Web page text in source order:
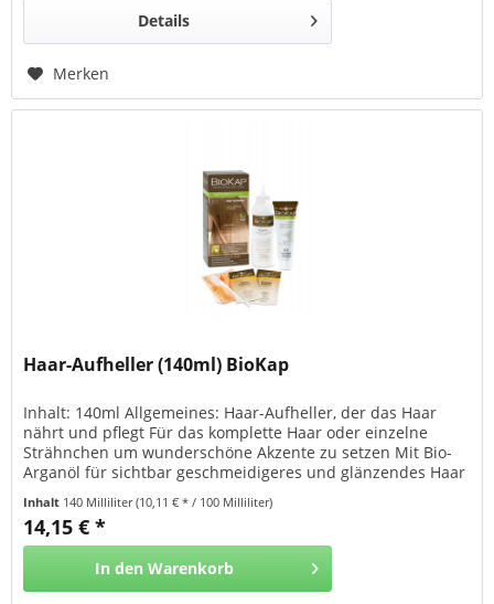
Details
Merken
Haar-Aufheller (140ml) BioKap
Inhalt: 140ml Allgemeines: Haar-Aufheller, der das Haar
nährt und pflegt Für das komplette Haar oder einzelne
Strähnchen um wunderschöne Akzente zu setzen Mit Bio-
Arganöl für sichtbar geschmeidigeres und glänzendes Haar
TRICOREPAIR Komplex enthält: Reisproteine mit
aufbauender und regenerierender Wirkung
Silberweidenextrakt schützt...
Inhalt 140 Milliliter(10,11 € * / 100 Milliliter)
14,15 € *
In den Warenkorb